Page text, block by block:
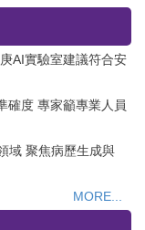
AI實驗室建議符合安
確度 專家籲專業人員
域 聚焦病歷生成與